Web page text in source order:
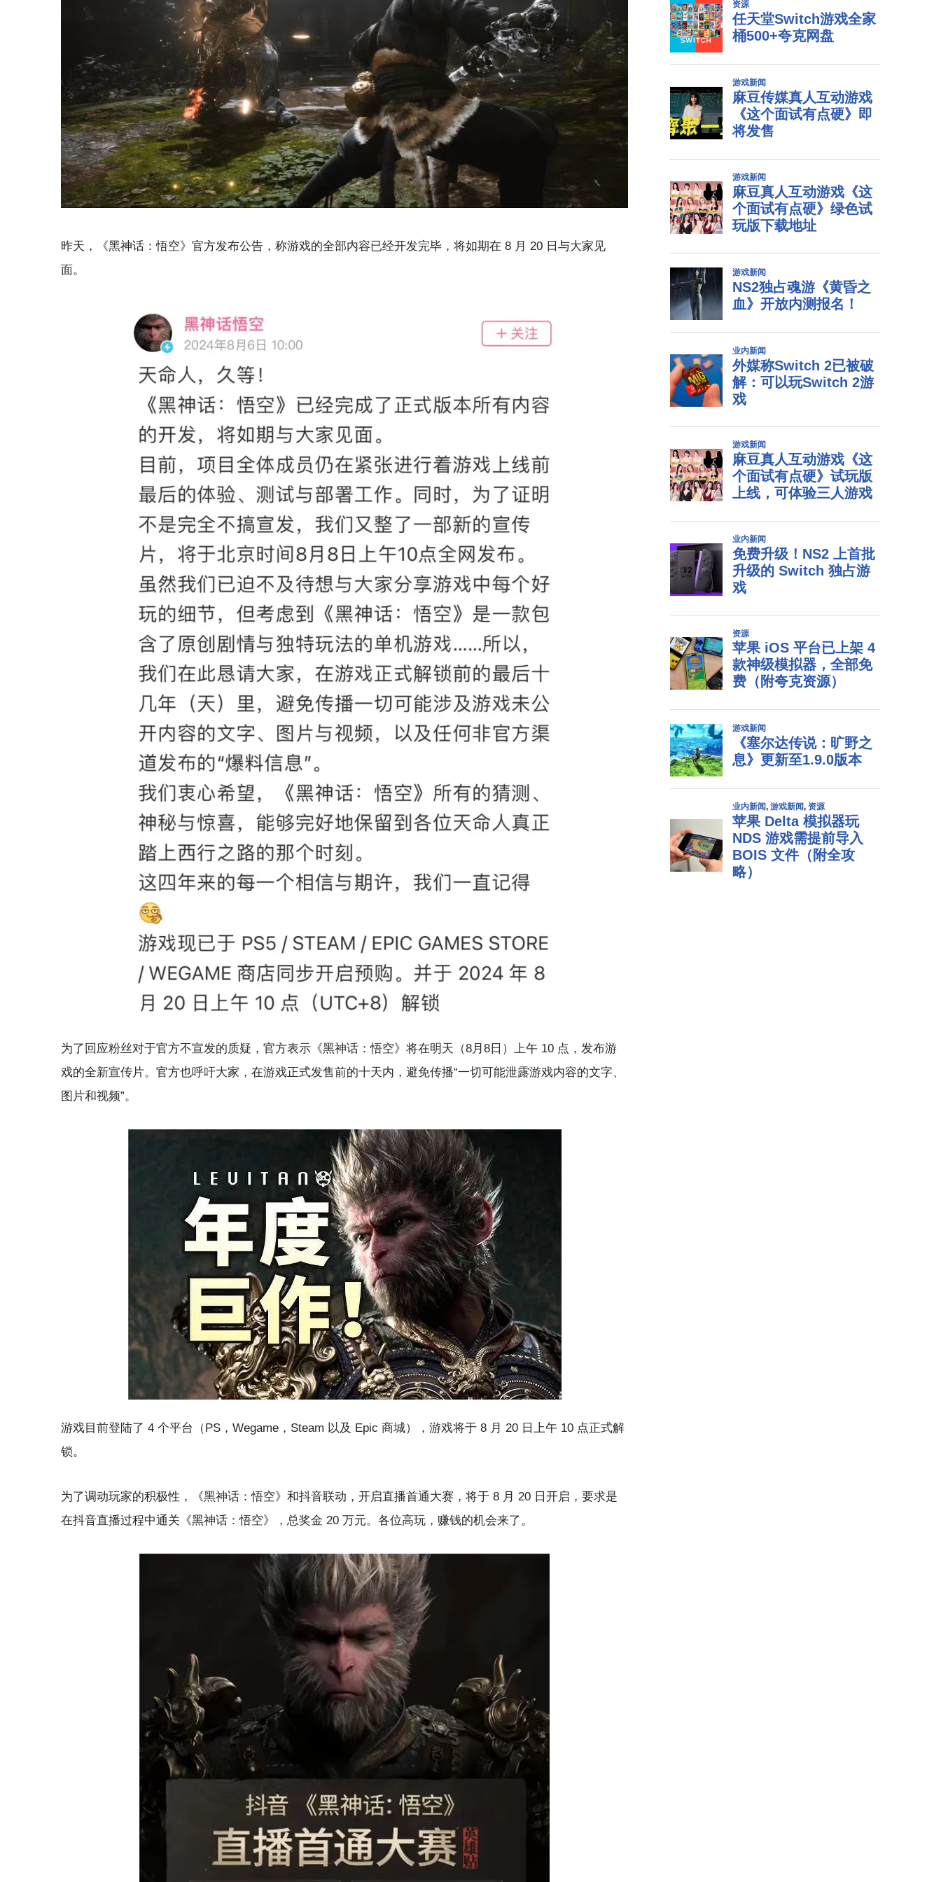
昨天，《黑神话：悟空》官方发布公告，称游戏的全部内容已经开发完毕，将如期在 8 月 20 日与大家见
面。
为了回应粉丝对于官方不宣发的质疑，官方表示《黑神话：悟空》将在明天（8月8日）上午 10 点，发布游
戏的全新宣传片。官方也呼吁大家，在游戏正式发售前的十天内，避免传播“一切可能泄露游戏内容的文字、
图片和视频”。
游戏目前登陆了 4 个平台（PS，Wegame，Steam 以及 Epic 商城），游戏将于 8 月 20 日上午 10 点正式解
锁。
为了调动玩家的积极性，《黑神话：悟空》和抖音联动，开启直播首通大赛，将于 8 月 20 日开启，要求是
在抖音直播过程中通关《黑神话：悟空》，总奖金 20 万元。各位高玩，赚钱的机会来了。